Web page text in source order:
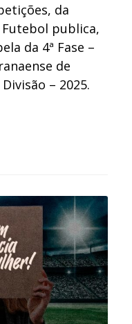
da
Futebol publica,
da 4ª Fase –
de
– 2025.